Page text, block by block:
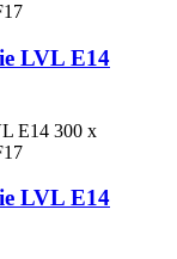
LVL E14
LVL E14